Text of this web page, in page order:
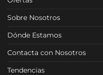
Sobre Nosotros
Dónde Estamos
Contacta con Nosotros
Tendencias